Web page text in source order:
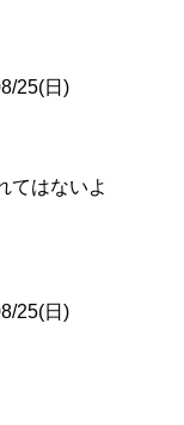
25(日)
てはないよ
25(日)